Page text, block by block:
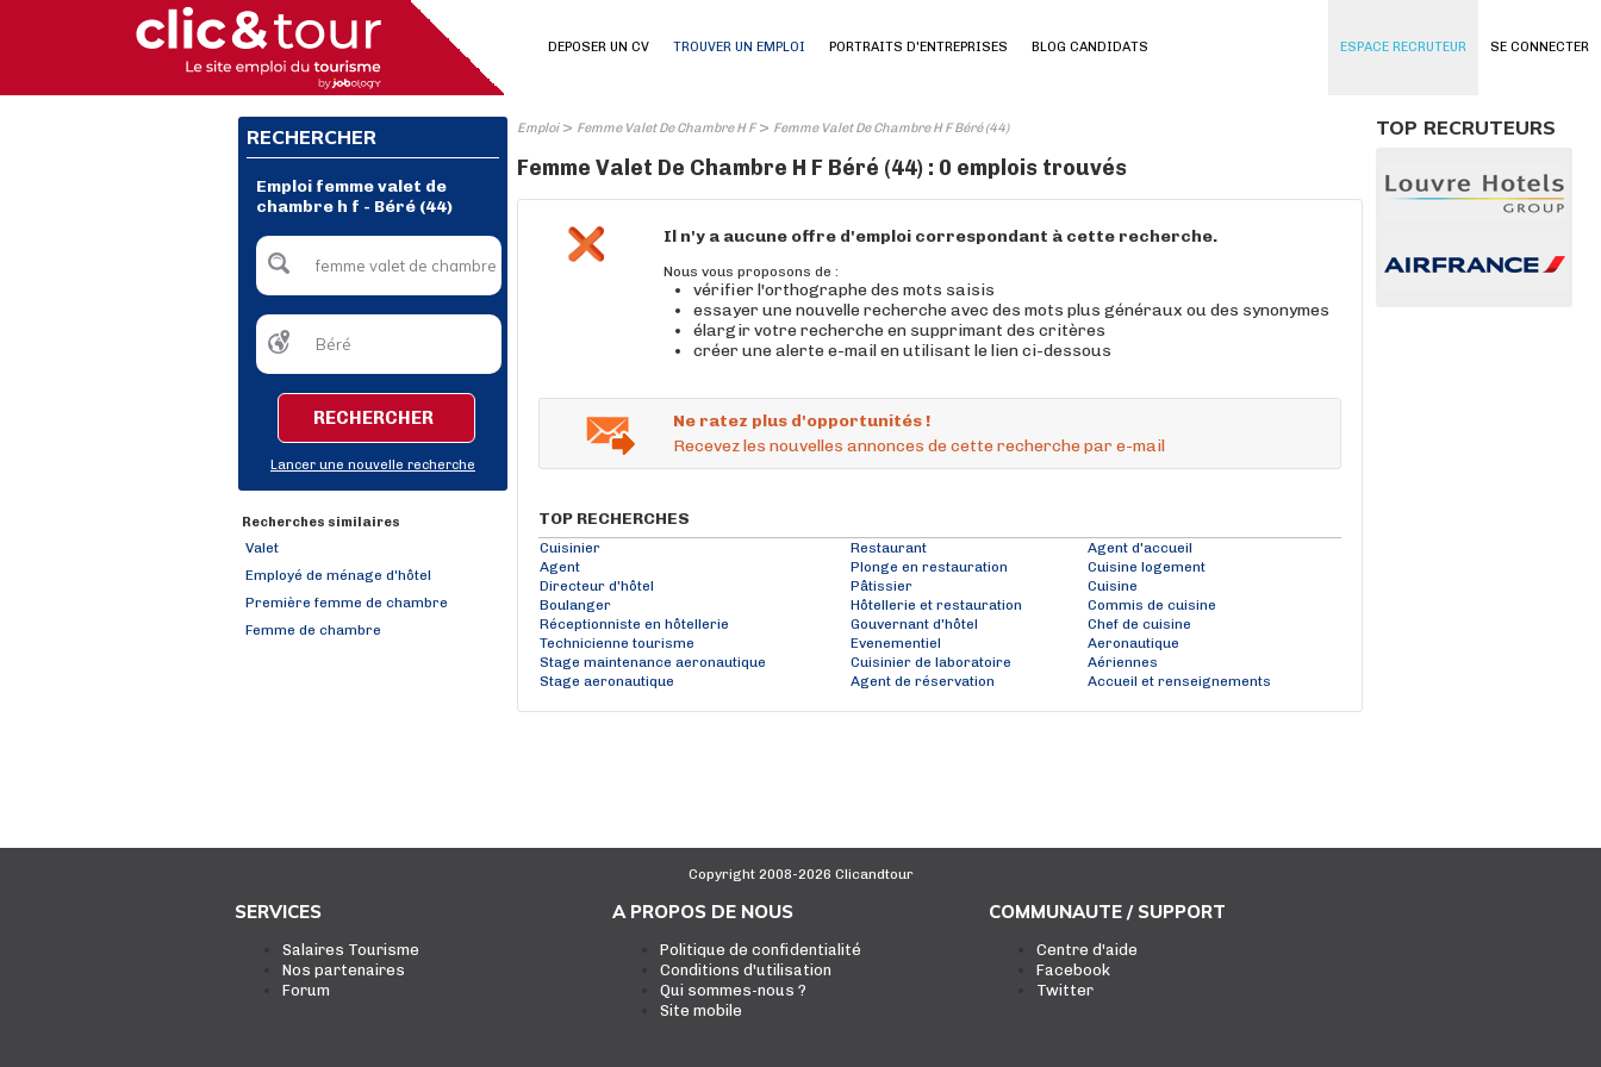
SE CONNECTER
DEPOSER UN CV TROUVER UN EMPLOI PORTRAITS D'ENTREPRISES BLOG CANDIDATS ESPACE RECRUTEUR
RECHERCHER
Emploi femme valet de
chambre h f - Béré (44)
RECHERCHER
Lancer une nouvelle recherche
Recherches similaires
Valet
Employé de ménage d'hôtel
Première femme de chambre
Femme de chambre
Emploi> Femme Valet De Chambre H F> Femme Valet De Chambre H F Béré (44)
Femme Valet De Chambre H F Béré (44) : 0 emplois trouvés
Il n'y a aucune offre d'emploi correspondant à cette recherche.
Nous vous proposons de :
vérifier l'orthographe des mots saisis
essayer une nouvelle recherche avec des mots plus généraux ou des synonymes
élargir votre recherche en supprimant des critères
créer une alerte e-mail en utilisant le lien ci-dessous
Ne ratez plus d'opportunités !
Recevez les nouvelles annonces de cette recherche par e-mail
TOP RECHERCHES
Cuisinier Restaurant
Agent d'accueil
Agent
Plonge en restauration
Cuisine logement
Directeur d'hôtel
Pâtissier
Cuisine
Boulanger
Hôtellerie et restauration
Commis de cuisine
Réceptionniste en hôtellerie
Gouvernant d'hôtel
Chef de cuisine
Technicienne tourisme
Evenementiel
Aeronautique
Stage maintenance aeronautique
Cuisinier de laboratoire
Aériennes
Stage aeronautique
Agent de réservation Accueil et renseignements
TOP RECRUTEURS
Copyright 2008-2026 Clicandtour
SERVICES
Salaires Tourisme
Nos partenaires
Forum
A PROPOS DE NOUS
Politique de confidentialité
Conditions d'utilisation
Qui sommes-nous ?
Site mobile
COMMUNAUTE / SUPPORT
Centre d'aide
Facebook
Twitter